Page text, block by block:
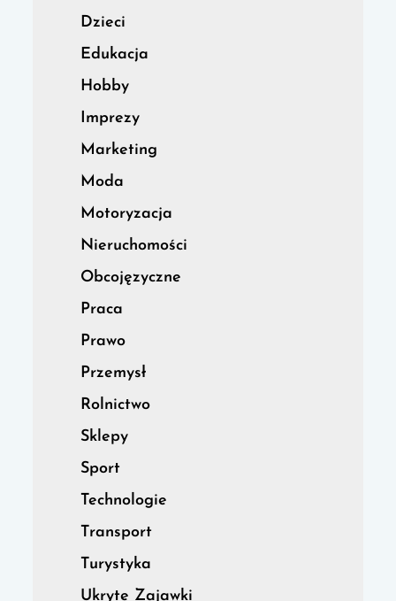
Dzieci
Edukacja
Hobby
Imprezy
Marketing
Moda
Motoryzacja
Nieruchomości
Obcojęzyczne
Praca
Prawo
Przemysł
Rolnictwo
Sklepy
Sport
Technologie
Transport
Turystyka
Ukryte Zajawki